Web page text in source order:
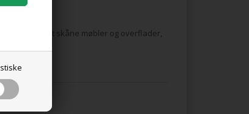
for at skåne møbler og overflader,